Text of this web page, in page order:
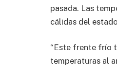
pasada. Las
cálidas del
“Este frente frío
temperaturas al